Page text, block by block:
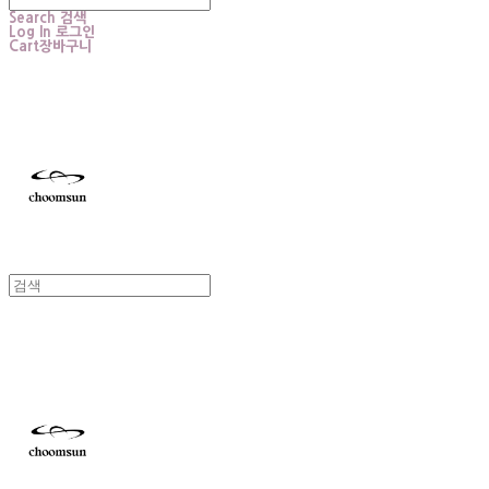
Search 검색
Log In 로그인
Cart장바구니